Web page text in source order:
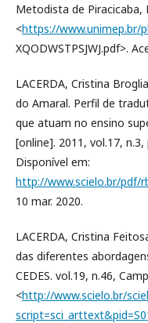
Metodista de Piracicaba,
<https://www.unimep.br/
XQODWSTPSJWJ.pdf>.
LACERDA, Cristina
do Amaral. Perfil de
que atuam no ensino
[online]. 2011, vol.17, n.3,
Disponível em:
http://www.scielo.br/pdf/
10 mar. 2020.
LACERDA, Cristina
das diferentes
CEDES. vol.19, n.46,
<http://www.scielo.br/